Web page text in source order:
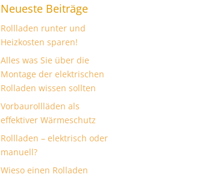
Neueste Beiträge
Rollladen runter und
Heizkosten sparen!
Alles was Sie über die
Montage der elektrischen
Rolladen wissen sollten
Vorbaurollläden als
effektiver Wärmeschutz
Rollladen – elektrisch oder
manuell?
Wieso einen Rolladen